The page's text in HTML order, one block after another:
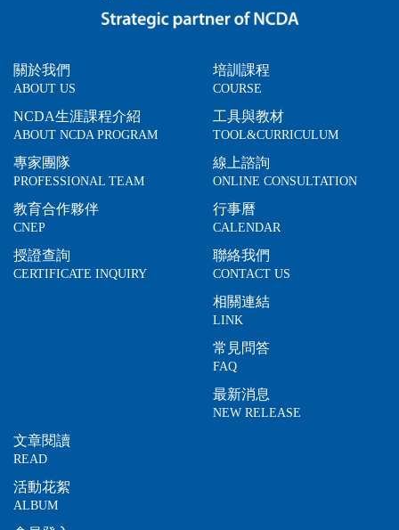
關於我們
ABOUT US
NCDA生涯課程介紹
ABOUT NCDA PROGRAM
專家團隊
PROFESSIONAL TEAM
教育合作夥伴
CNEP
授證查詢
CERTIFICATE INQUIRY
培訓課程
COURSE
工具與教材
TOOL&CURRICULUM
線上諮詢
ONLINE CONSULTATION
行事曆
CALENDAR
聯絡我們
CONTACT US
相關連結
LINK
常見問答
FAQ
最新消息
NEW RELEASE
文章閱讀
READ
活動花絮
ALBUM